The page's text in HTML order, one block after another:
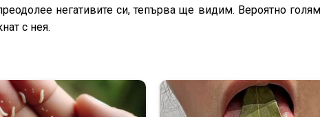
негативите си, тепърва ще видим. Вероятно
с нея.